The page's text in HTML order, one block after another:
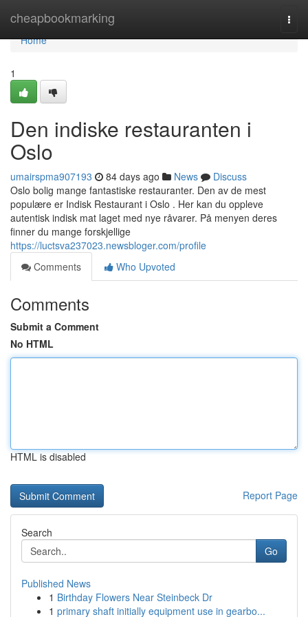
cheapbookmarking
Home
Home
1
Den indiske restauranten i
Oslo
umairspma907193 84 days ago News
Discuss
Oslo bolig mange fantastiske restauranter. Den av de mest
populære er Indisk Restaurant i Oslo . Her kan du oppleve
autentisk indisk mat laget med nye råvarer. På menyen deres
finner du mange forskjellige
https://luctsva237023.newsbloger.com/profile
Comments
Who Upvoted
Comments
Submit a Comment
No HTML
HTML is disabled
Report Page
Search
Go
Published News
1 Birthday Flowers Near Steinbeck Dr
1 primary shaft initially equipment use in gearbo...